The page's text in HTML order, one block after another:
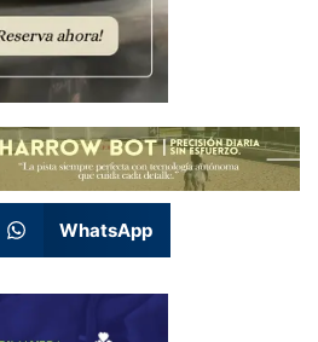
WhatsApp